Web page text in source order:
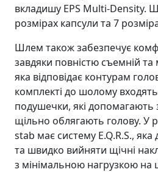
вкладишу EPS Multi-Density.
розмірах капсули та 7
Шлем також забезпечує
завдяки повністю съемній
яка відповідає контурам
комплекті до шолому входять
подушечки, які
щільно облягають голову. У
stab має систему E.Q.R.S.,
та швидко вийняти щічні
з мінімальною нагрузкою